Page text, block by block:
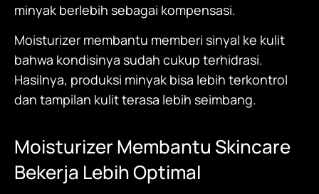
minyak berlebih sebagai kompensasi.
Moisturizer membantu memberi sinyal ke kulit
bahwa kondisinya sudah cukup terhidrasi.
Hasilnya, produksi minyak bisa lebih terkontrol
dan tampilan kulit terasa lebih seimbang.
MoisturizerMembantu Skincare
Bekerja Lebih Optimal